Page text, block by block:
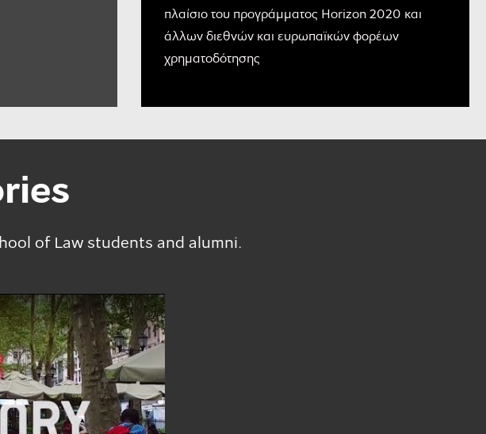
πλαίσιο του προγράμματος Horizon 2020 και
άλλων διεθνών και ευρωπαϊκών φορέων
χρηματοδότησης
of Law students and alumni.